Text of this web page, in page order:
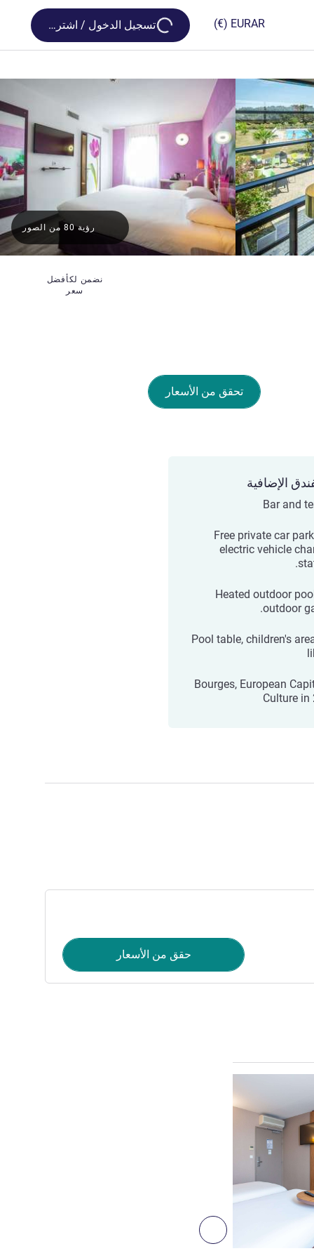
AR
EUR
(€)
Loading...
تسجيل الدخول / اشترك
نضمن لكأفضل
سعر
رؤية 80 من الصور
تحقق من الأسعار
الإضافية
Bar and
Free private car
electric vehicle
Heated outdoor
outdoor
Pool table, children's
Bourges, European
Culture in
حقق من الأسعار
التالي - غرفة